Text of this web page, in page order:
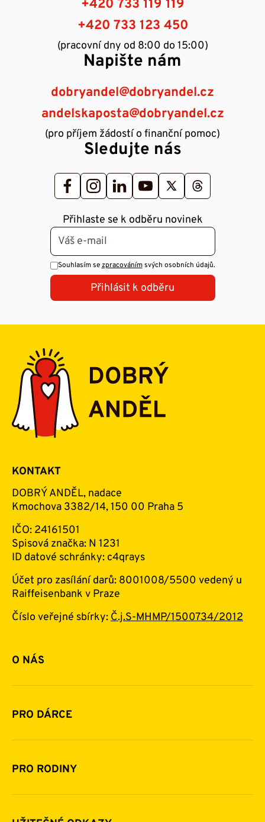
+420 733 119 119
+420 733 123 450
(pracovní dny od 8:00 do 15:00)
Napište nám
dobryandel@dobryandel.cz
andelskaposta@dobryandel.cz
(pro příjem žádostí o finanční pomoc)
Sledujte nás
Přihlaste se k odběru novinek
Souhlasím sezpracovánímsvých osobních údajů.
Přihlásit k odběru
KONTAKT
DOBRÝ ANDĚL, nadace
Kmochova 3382/14, 150 00 Praha 5
IČO: 24161501
Spisová značka: N 1231
ID datové schránky: c4qrays
Účet pro zasílání darů: 8001008/5500 vedený u
Raiffeisenbank v Praze
Číslo veřejné sbírky:Č.j.S-MHMP/1500734/2012
O NÁS
Základní informace o nadaci
Historie a zakladatelé
Financování
Pomoc v číslech
Napsali o nás
PRO DÁRCE
Jak pomáhat
Daňová uznatelnost darů
Další možnosti pomoci
Zpravodaje
PRO RODINY
Komu a jak pomáháme